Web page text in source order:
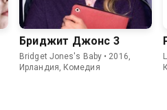
Бриджит Джонс 3
Bridget Jones's Baby • 2016,
Ирландия, Комедия